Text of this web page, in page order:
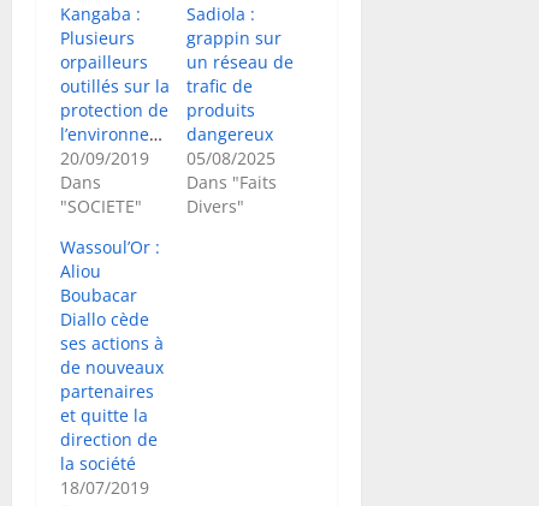
Kangaba :
Plusieurs
orpailleurs
outillés sur la
protection de
l’environnement
20/09/2019
Dans
"SOCIETE"
Sadiola :
grappin sur
un réseau de
trafic de
produits
dangereux
05/08/2025
Dans "Faits
Divers"
Wassoul’Or :
Aliou
Boubacar
Diallo cède
ses actions à
de nouveaux
partenaires
et quitte la
direction de
la société
18/07/2019